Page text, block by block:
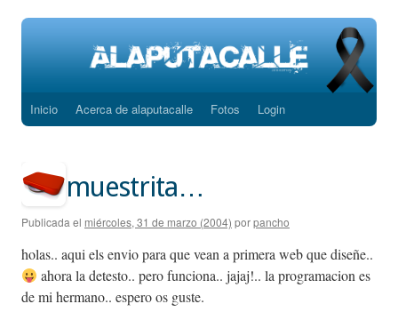
Saltar
contenido
Inicio Acerca de alaputacalle Fotos Login
muestrita…
Publicada el miércoles, 31 de marzo (2004) porpancho
holas.. aqui els envio para que vean a primera web que diseñe..
ahora la detesto.. pero funciona.. jajaj!.. la programacion es
de mi hermano.. espero os guste.